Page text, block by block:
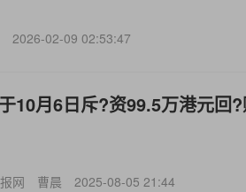
2026-02-09 02:53:47
10月6日斥?资99.5万港元回
网 曹晨 2025-08-05 21:44